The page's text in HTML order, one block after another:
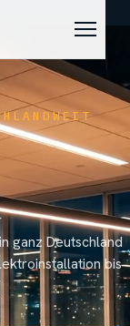
ganz Deutschland
bis